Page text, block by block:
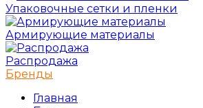
Упаковочные сетки и пленки
Армирующие материалы
Распродажа
Бренды
Главная